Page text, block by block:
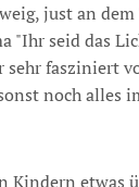
just an
"Ihr seid das
sehr fasziniert
noch alles
Kindern etwas